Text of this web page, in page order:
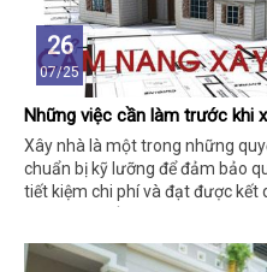
26
07/25
Những việc cần làm trước khi
Xây nhà là một trong những
chuẩn bị kỹ lưỡng để đảm bảo
tiết kiệm chi phí và đạt được